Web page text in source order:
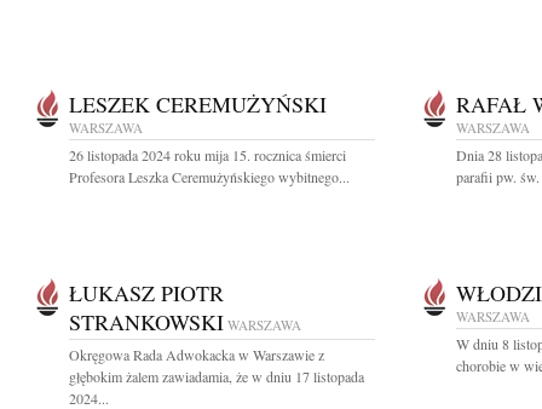
LESZEK CEREMUŻYŃSKI
WARSZAWA
26 listopada 2024 roku mija 15. rocznica śmierci
Profesora Leszka Ceremużyńskiego wybitnego...
RAFAŁ
WARSZAWA
Dnia 28
parafii pw.
ŁUKASZ PIOTR
STRANKOWSKI WARSZAWA
Okręgowa Rada Adwokacka w Warszawie z
głębokim żalem zawiadamia, że w dniu 17 listopada
2024...
WARSZAWA
W dniu 8
chorobie w